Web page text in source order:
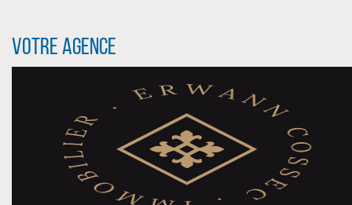
CLIQUER ICI POUR AGRANDIR
Votre agence